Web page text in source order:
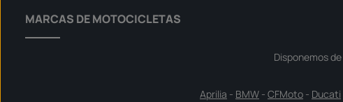
MARCAS DE MOTOCICLETAS
Disponemos de
Aprilia - BMW - CFMoto - Ducati